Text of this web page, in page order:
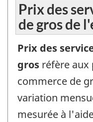
Prix des
de gros de
Prix des
gros réfère aux
commerce de
variation
mesurée à